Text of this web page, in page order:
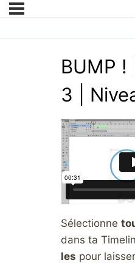
BUMP !
3 |
Sélectionne
dans ta
les pour